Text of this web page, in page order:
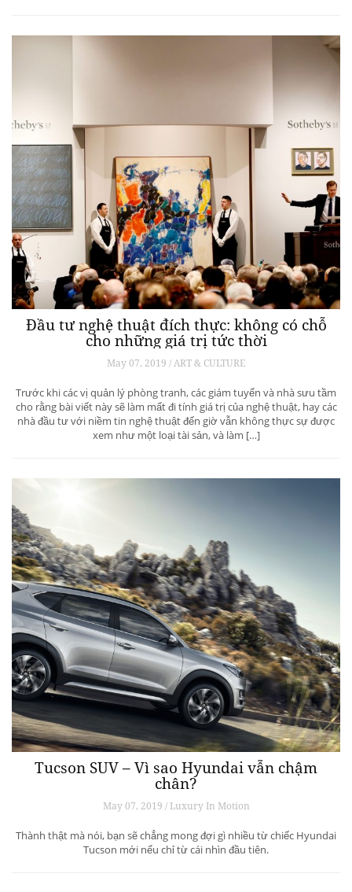
Đầu tư nghệ thuật đích thực: không có chỗ
cho những giá trị tức thời
May 07, 2019 / ART & CULTURE
Trước khi các vị quản lý phòng tranh, các giám tuyển và nhà sưu tầm
cho rằng bài viết này sẽ làm mất đi tính giá trị của nghệ thuật, hay các
nhà đầu tư với niềm tin nghệ thuật đến giờ vẫn không thực sự được
xem như một loại tài sản, và làm […]
Tucson SUV – Vì sao Hyundai vẫn chậm
chân?
May 07, 2019 / Luxury In Motion
Thành thật mà nói, bạn sẽ chẳng mong đợi gì nhiều từ chiếc Hyundai
Tucson mới nếu chỉ từ cái nhìn đầu tiên.